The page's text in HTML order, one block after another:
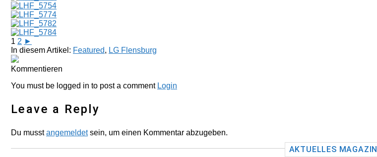
1 2 ►
In diesem Artikel: Featured, LG Flensburg
Kommentieren
You must be logged in to post a comment Login
Leave a Reply
Du musstangemeldetsein, um einen Kommentar abzugeben.
AKTUELLES MAGAZIN